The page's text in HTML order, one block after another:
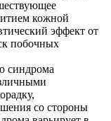
кожной
эффект от
побочных
синдрома
со стороны